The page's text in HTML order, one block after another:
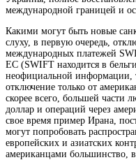
международной границей и
Какими могут быть новые
слуху, в первую очередь,
международных платежей
ЕС (SWIFT находится в
неофициальной информации,
отключение только от
скорее всего, большей части
доллар и операций через
свое время пример Ирана,
могут попробовать
европейских и азиатских
американцами большинство,